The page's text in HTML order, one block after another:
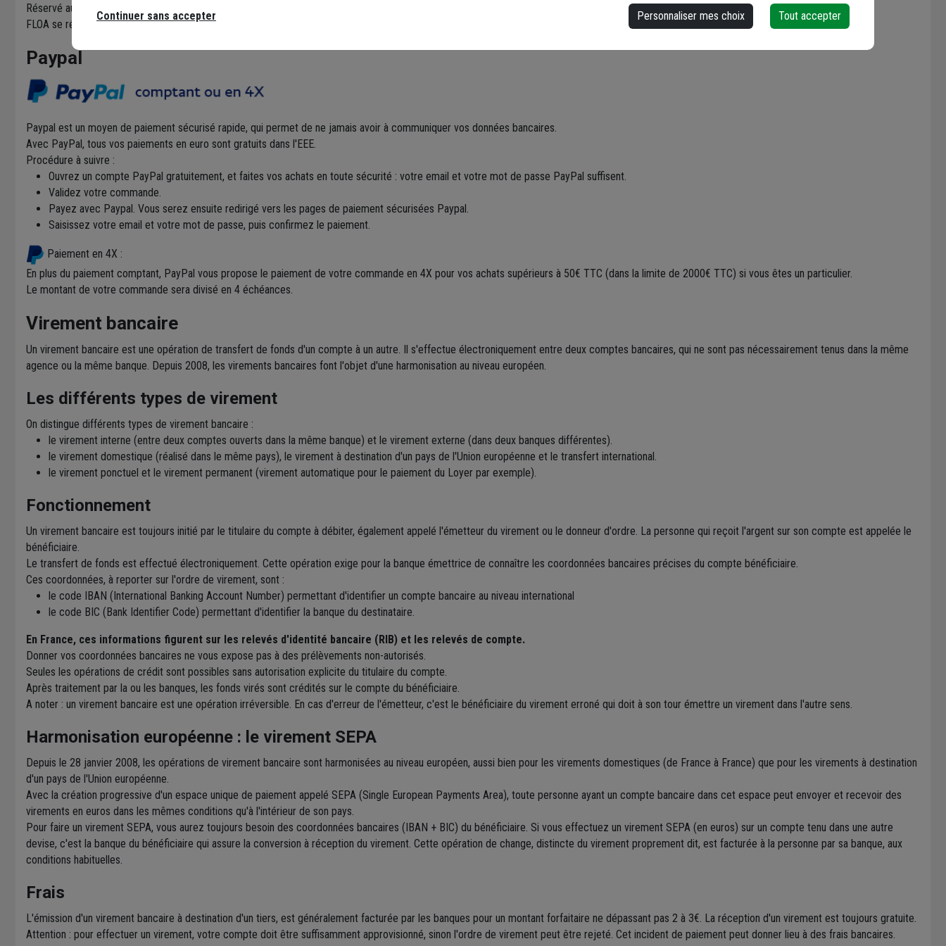
Réservé aux particuliers.
FLOA se réserve le droit d’accepter ou de refuser votre demande de financement ; vous disposez d’un délai légal de rétractation de 14 jours.Pour en savoir plus, cliquez ici.
Paypal
Paypal est un moyen de paiement sécurisé rapide, qui permet de ne jamais avoir à communiquer vos données bancaires.
Avec PayPal, tous vos paiements en euro sont gratuits dans l'EEE.
Procédure à suivre :
Ouvrez un compte PayPal gratuitement, et faites vos achats en toute sécurité : votre email et votre mot de passe PayPal suffisent.
Validez votre commande.
Payez avec Paypal. Vous serez ensuite redirigé vers les pages de paiement sécurisées Paypal.
Saisissez votre email et votre mot de passe, puis confirmez le paiement.
Paiement en 4X :
En plus du paiement comptant, PayPal vous propose le paiement de votre commande en 4X pour vos achats supérieurs à 50€ TTC (dans la limite de 2000€ TTC) si vous êtes un particulier.
Le montant de votre commande sera divisé en 4 échéances.
Virement bancaire
Un virement bancaire est une opération de transfert de fonds d'un compte à un autre. Il s'effectue électroniquement entre deux comptes bancaires, qui ne sont pas nécessairement tenus dans la même
agence ou la même banque. Depuis 2008, les virements bancaires font l'objet d'une harmonisation au niveau européen.
Les différents types de virement
On distingue différents types de virement bancaire :
le virement interne (entre deux comptes ouverts dans la même banque) et le virement externe (dans deux banques différentes).
le virement domestique (réalisé dans le même pays), le virement à destination d'un pays de l'Union européenne et le transfert international.
le virement ponctuel et le virement permanent (virement automatique pour le paiement du Loyer par exemple).
Fonctionnement
Un virement bancaire est toujours initié par le titulaire du compte à débiter, également appelé l'émetteur du virement ou le donneur d'ordre. La personne qui reçoit l'argent sur son compte est appelée le
bénéficiaire.
Le transfert de fonds est effectué électroniquement. Cette opération exige pour la banque émettrice de connaître les coordonnées bancaires précises du compte bénéficiaire.
Ces coordonnées, à reporter sur l'ordre de virement, sont :
le code IBAN (International Banking Account Number) permettant d'identifier un compte bancaire au niveau international
le code BIC (Bank Identifier Code) permettant d'identifier la banque du destinataire.
En France, ces informations figurent sur les relevés d'identité bancaire (RIB) et les relevés de compte.
Donner vos coordonnées bancaires ne vous expose pas à des prélèvements non-autorisés.
Seules les opérations de crédit sont possibles sans autorisation explicite du titulaire du compte.
Après traitement par la ou les banques, les fonds virés sont crédités sur le compte du bénéficiaire.
A noter : un virement bancaire est une opération irréversible. En cas d'erreur de l'émetteur, c'est le bénéficiaire du virement erroné qui doit à son tour émettre un virement dans l'autre sens.
Harmonisation européenne : le virement SEPA
Depuis le 28 janvier 2008, les opérations de virement bancaire sont harmonisées au niveau européen, aussi bien pour les virements domestiques (de France à France) que pour les virements à destination
d'un pays de l'Union européenne.
Avec la création progressive d'un espace unique de paiement appelé SEPA (Single European Payments Area), toute personne ayant un compte bancaire dans cet espace peut envoyer et recevoir des
virements en euros dans les mêmes conditions qu'à l'intérieur de son pays.
Pour faire un virement SEPA, vous aurez toujours besoin des coordonnées bancaires (IBAN + BIC) du bénéficiaire. Si vous effectuez un virement SEPA (en euros) sur un compte tenu dans une autre
devise, c'est la banque du bénéficiaire qui assure la conversion à réception du virement. Cette opération de change, distincte du virement proprement dit, est facturée à la personne par sa banque, aux
conditions habituelles.
Frais
L'émission d'un virement bancaire à destination d'un tiers, est généralement facturée par les banques pour un montant forfaitaire ne dépassant pas 2 à 3€. La réception d'un virement est toujours gratuite.
Attention : pour effectuer un virement, votre compte doit être suffisamment approvisionné, sinon l'ordre de virement peut être rejeté. Cet incident de paiement peut donner lieu à des frais bancaires.
Personnaliser mes choix Tout accepter
Continuer sans accepter